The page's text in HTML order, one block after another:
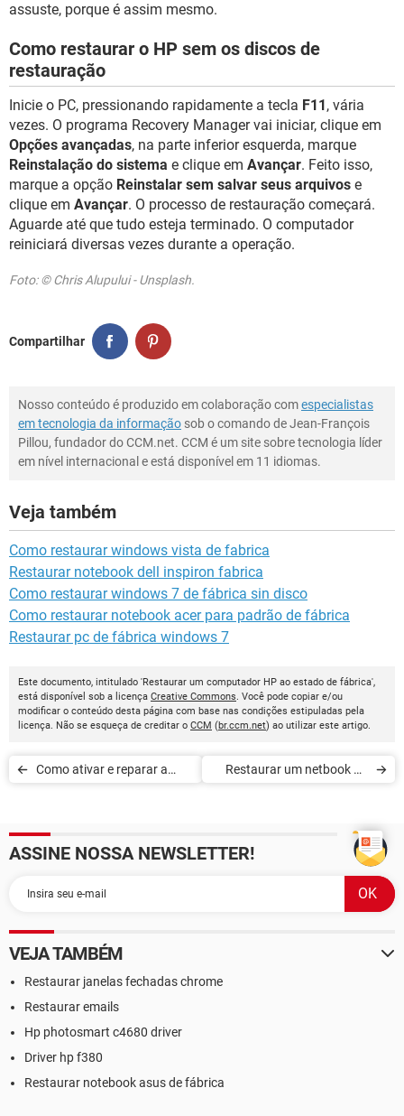
assuste, porque é assim mesmo.
Como restaurar o HP sem os discos de
restauração
Inicie o PC, pressionando rapidamente a tecla F11 , vária
vezes. O programa Recovery Manager vai iniciar, clique em
Opções avançadas, na parte inferior esquerda, marque
Reinstalação do sistema e clique em Avançar. Feito isso,
marque a opção Reinstalar sem salvar seus arquivos e
clique em Avançar. O processo de restauração começará.
Aguarde até que tudo esteja terminado. O computador
reiniciará diversas vezes durante a operação.
Foto: © Chris Alupului - Unsplash.
Compartilhar
Nosso conteúdo é produzido em colaboração comespecialistas
em tecnologia da informação sob o comando de Jean-François
Pillou, fundador do CCM.net. CCM é um site sobre tecnologia líder
em nível internacional e está disponível em 11 idiomas.
Veja também
Como restaurar windows vista de fabrica
Restaurar notebook dell inspiron fabrica
Como restaurar windows 7 de fábrica sin disco
Como restaurar notebook acer para padrão de fábrica
Restaurar pc de fábrica windows 7
Este documento, intitulado 'Restaurar um computador HP ao estado de fábrica',
está disponível sob a licença Creative Commons. Você pode copiar e/ou
modificar o conteúdo desta página com base nas condições estipuladas pela
licença. Não se esqueça de creditar o CCM (br.ccm.net) ao utilizar este artigo.
Como ativar e reparar a
Restaurar um netbook da
origem
ASSINE NOSSA NEWSLETTER!
VEJA TAMBÉM
Restaurar janelas fechadas chrome
Restaurar emails
Hp photosmart c4680 driver
Driver hp f380
Restaurar notebook asus de fábrica